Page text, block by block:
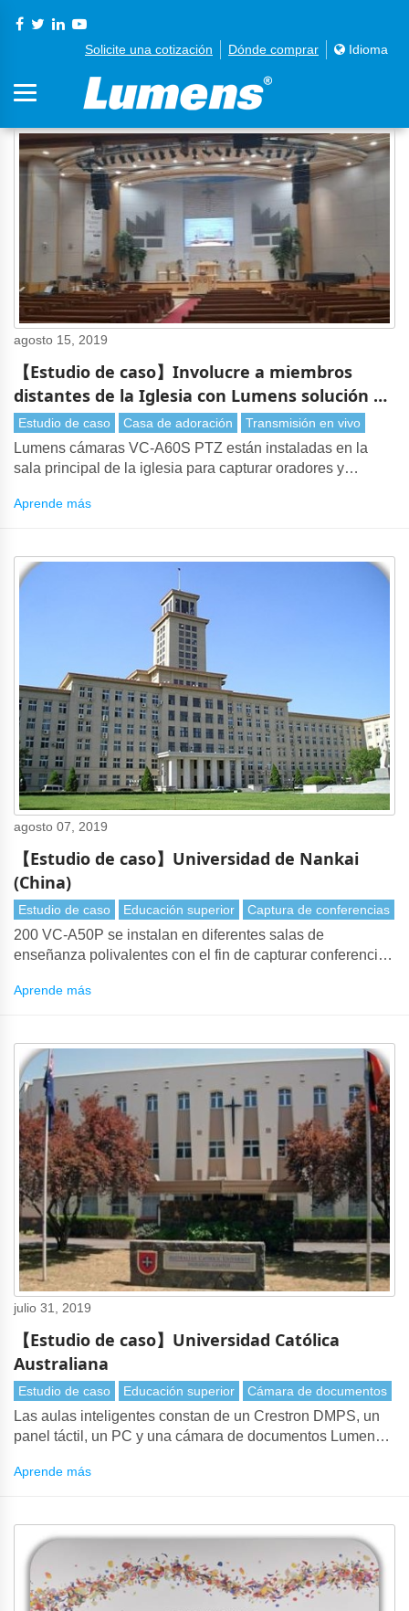
Solicite una cotización Dónde comprar Idioma
agosto 15, 2019
【Estudio de caso】Involucre a miembros
distantes de la Iglesia con Lumens solución de
transmisión en vivo (Gyeonggi, Corea)
Estudio de caso Casa de adoración Transmisión en vivo
Lumens cámaras VC-A60S PTZ están instaladas en la
sala principal de la iglesia para capturar oradores y
Aprende más
agosto 07, 2019
【Estudio de caso】Universidad de Nankai
(China)
Estudio de caso Educación superior Captura de conferencias
200 VC-A50P se instalan en diferentes salas de
enseñanza polivalentes con el fin de capturar conferencias
Aprende más
julio 31, 2019
【Estudio de caso】Universidad Católica
Australiana
Estudio de caso Educación superior Cámara de documentos
Las aulas inteligentes constan de un Crestron DMPS, un
panel táctil, un PC y una cámara de documentos Lumens
Aprende más